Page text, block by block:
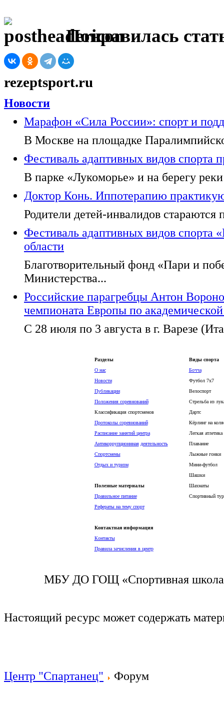
Понравилась
rezeptsport.ru
Новости
Марафон «Сила России»: спорт и
В Москве на площадке
Фестиваль адаптивных видов спорта
В парке «Лукоморье» и на берегу
Доктор Конь. Иппотерапию
Родители детей-инвалидов
Фестиваль адаптивных видов
области
Благотворительный фонд «Пари и
Министерства...
Российские парагребцы Антон
чемпионата Европы по академической
С 28 июля по 3 августа в г. Варезе
Разделы
О нас
Новости
Публикации
Положения соревнований
Классификация спортсменов
Протоколы соревнований
Расписание занятий центра
Антикоррупционнная деятельность
Спортсмены
Отдых и туризм
Полезные материалы
Правильное питание
Рефераты на тему спорт
Контактная информация
Контакты
Правила зачисления в центр
Виды спорта
Бочча
Футбол 7х7
Велоспорт
Стрельба из
Дартс
Кёрлинг на
Легкая атлетика
Плавание
Лыжные гонки
Мини-футбол
Шашки
Шахматы
Спортивный
МБУ ДО ГОЩ «Спортивная школа
Настоящий ресурс может содержать
Центр "Спартанец" Форум